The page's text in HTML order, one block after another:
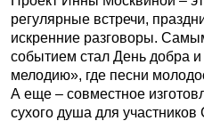
регулярные встречи,
искренние разговоры.
событием стал День добра
мелодию», где песни
А еще – совместное
сухого душа для